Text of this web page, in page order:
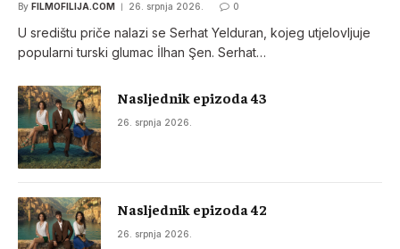
By FILMOFILIJA.COM 26. srpnja 2026. 0
U središtu priče nalazi se Serhat Yelduran, kojeg utjelovljuje
popularni turski glumac İlhan Şen. Serhat…
Nasljednik epizoda 43
26. srpnja 2026.
Nasljednik epizoda 42
26. srpnja 2026.